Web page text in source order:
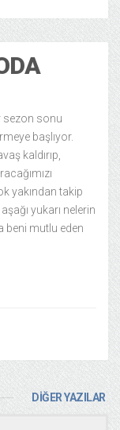
sezon sonu
başlıyor.
kaldırıp,
yakından takip
yukarı nelerin
beni mutlu eden
DİĞER YAZILAR